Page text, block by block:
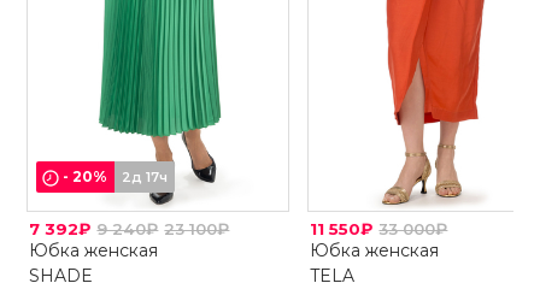
-20% 2д 17ч
7 392₽ 9 240₽ 23 100₽
Юбка женская
SHADE
11 550₽ 33 000₽
Юбка женская
TELA